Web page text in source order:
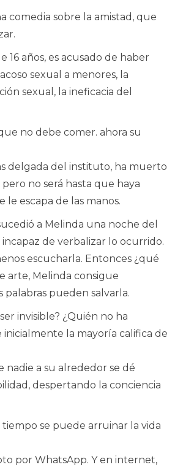
comedia sobre la amistad, que
16 años, es acusado de haber
sexual a menores, la
sexual, la ineficacia del
no debe comer. ahora su
delgada del instituto, ha muerto
no será hasta que haya
escapa de las manos.
a Melinda una noche del
de verbalizar lo ocurrido.
escucharla. Entonces ¿qué
arte, Melinda consigue
pueden salvarla.
invisible? ¿Quién no ha
la mayoría califica de
nadie a su alrededor se dé
despertando la conciencia
se puede arruinar la vida
por WhatsApp. Y en internet,